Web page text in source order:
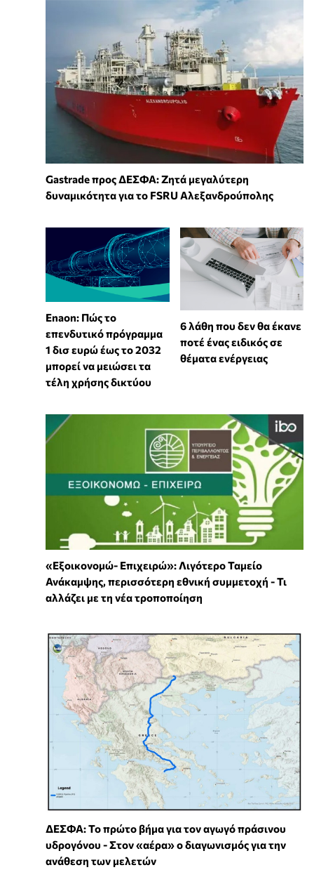
Gastrade προς ΔΕΣΦΑ: Ζητά μεγαλύτερη
δυναμικότητα για το FSRU Αλεξανδρούπολης
Enaon: Πώς το
επενδυτικό πρόγραμμα
1 δισ ευρώ έως το 2032
μπορεί να μειώσει τα
τέλη χρήσης δικτύου
6 λάθη που δεν θα έκανε
ποτέ ένας ειδικός σε
θέματα ενέργειας
«Εξοικονομώ- Επιχειρώ»: Λιγότερο Ταμείο
Ανάκαμψης, περισσότερη εθνική συμμετοχή - Τι
αλλάζει με τη νέα τροποποίηση
ΔΕΣΦΑ: Το πρώτο βήμα για τον αγωγό πράσινου
υδρογόνου - Στον «αέρα» ο διαγωνισμός για την
ανάθεση των μελετών